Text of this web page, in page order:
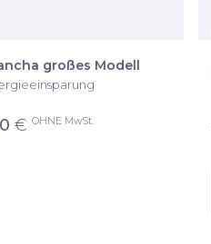
großes Modell
€ OHNE MwSt.